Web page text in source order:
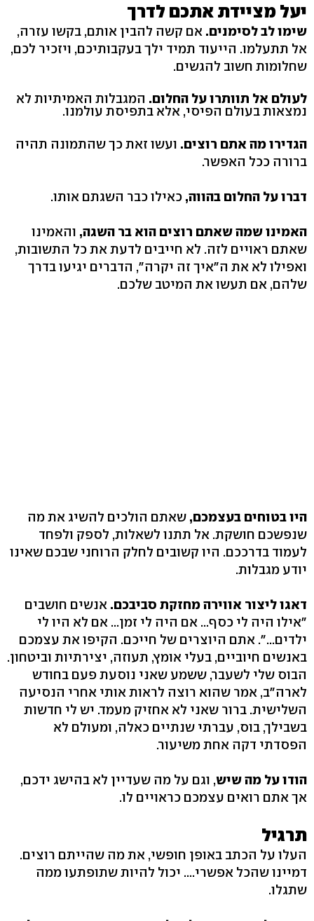
יעל מציידת אתכם לדרך
שימו לב לסימנים. אם קשה להבין אותם, בקשו עזרה,
אל תתעלמו. הייעוד תמיד ילך בעקבותיכם, ויזכיר לכם,
שחלומות חשוב להגשים.
לעולם אל תוותרו על החלום. המגבלות האמיתיות לא
נמצאות בעולם הפיסי, אלא בתפיסת עולמנו.
הגדירו מה אתם רוצים. ועשו זאת כך שהתמונה תהיה
ברורה ככל האפשר.
דברו על החלום בהווה, כאילו כבר השגתם אותו.
האמינו שמה שאתם רוצים הוא בר השגה, והאמינו
שאתם ראויים לזה. לא חייבים לדעת את כל התשובות,
ואפילו לא את ה"איך זה יקרה", הדברים יגיעו בדרך
שלהם, אם תעשו את המיטב שלכם.
היו בטוחים בעצמכם, שאתם הולכים להשיג את מה
שנפשכם חושקת. אל תתנו לשאלות, לספק ולפחד
לעמוד בדרככם. היו קשובים לחלק הרוחני שבכם שאינו
יודע מגבלות.
דאגו ליצור אווירה מחזקת סביבכם. אנשים חושבים
"אילו היה לי כסף... אם היה לי זמן... אם לא היו לי
ילדים...". אתם היוצרים של חייכם. הקיפו את עצמכם
באנשים חיוביים, בעלי אומץ, תעוזה, יצירתיות וביטחון.
הבוס שלי לשעבר, ששמע שאני נוסעת פעם בחודש
לארה"ב, אמר שהוא רוצה לראות אותי אחרי הנסיעה
השלישית. ברור שאני לא אחזיק מעמד. יש לי חדשות
בשבילך, בוס, עברתי שנתיים כאלה, ומעולם לא
הפסדתי דקה אחת משיעור.
הודו על מה שיש, וגם על מה שעדיין לא בהישג ידכם,
אך אתם רואים עצמכם כראויים לו.
תרגיל
העלו על הכתב באופן חופשי, את מה שהייתם רוצים.
דמיינו שהכל אפשרי.... יכול להיות שתופתעו ממה
שתגלו.